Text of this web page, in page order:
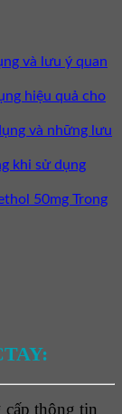
và lưu ý quan
hiệu quả cho
và những lưu
khi sử dụng
50mg Trong
thông tin